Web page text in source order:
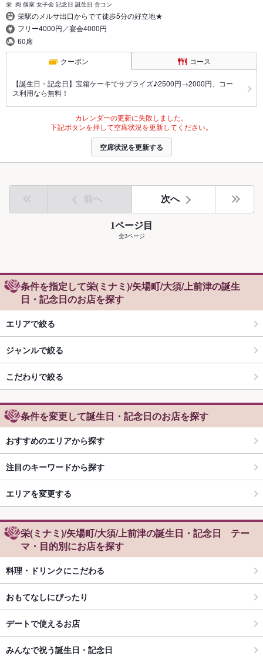
栄 肉 個室 女子会 記念日 誕生日 合コン
栄駅のメルサ出口からでて徒歩5分の好立地★
フリー4000円／宴会4000円
60席
クーポン コース
【誕生日・記念日】宝箱ケーキでサプライズ♪2500円→2000円、コー
ス利用なら無料！
カレンダーの更新に失敗しました。
下記ボタンを押して空席状況を更新してください。
空席状況を更新する
前へ 次へ
1ページ目
全2ページ
条件を指定して栄(ミナミ)/矢場町/大須/上前津の誕生
日・記念日のお店を探す
エリアで絞る
ジャンルで絞る
こだわりで絞る
条件を変更して誕生日・記念日のお店を探す
おすすめのエリアから探す
注目のキーワードから探す
エリアを変更する
栄(ミナミ)/矢場町/大須/上前津の誕生日・記念日 テー
マ・目的別にお店を探す
料理・ドリンクにこだわる
おもてなしにぴったり
デートで使えるお店
みんなで祝う誕生日・記念日